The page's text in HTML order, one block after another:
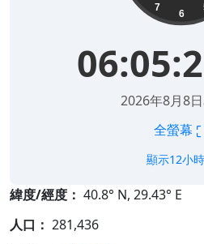
6
7
2026年8月8
全螢幕
顯示12小
緯度/經度： 40.8° N, 29.43° E
人口： 281,436